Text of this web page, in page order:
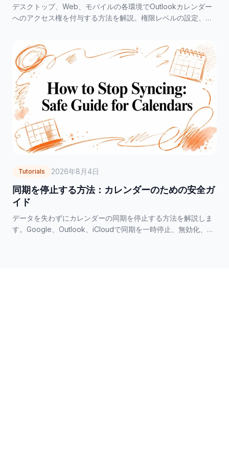
デスクトップ、Web、モバイルの各環境でOutlookカレンダー
へのアクセス権を付与する方法を解説。権限レベルの設定、ト
Tutorials 2026年8月4日
同期を停止する方法：カレンダーのための安全ガ
イド
データを失わずにカレンダーの同期を停止する方法を解説しま
す。Google、Outlook、iCloudで同期を一時停止、無効化、ま